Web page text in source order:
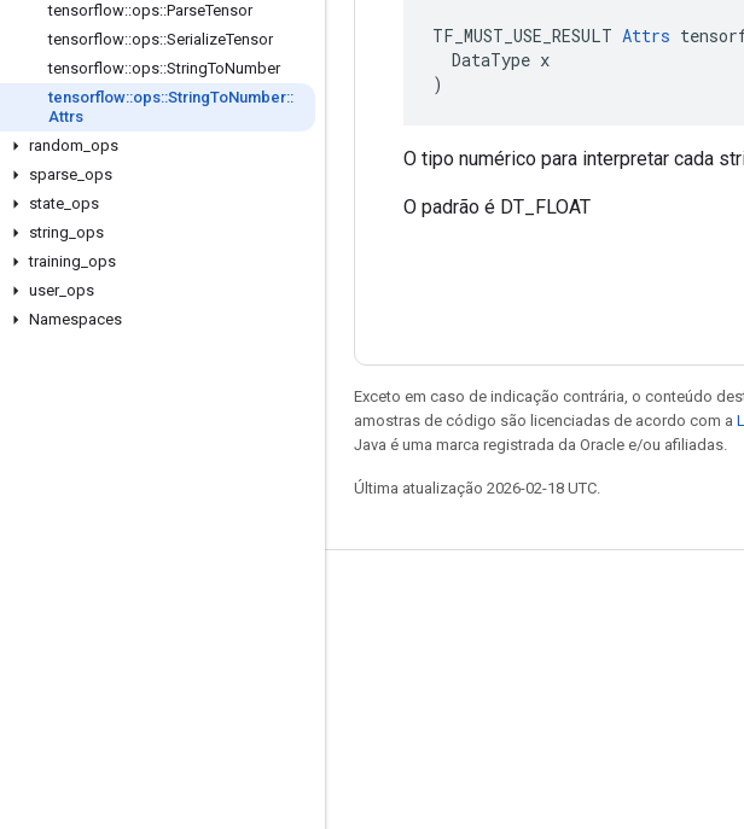
tensorflow::ops::ParseTensor
tensorflow::ops::SerializeTensor
tensorflow::ops::StringToNumber
tensorflow::ops::StringToNumber::
Attrs
random ops
sparse ops
state ops
string ops
training ops
user_ ops
Namespaces
TF_MUST_USE_RESULT Attrs
  DataType x
)
O tipo numérico para interpretar cada
O padrão é DT_FLOAT
Exceto em caso de indicação contrária, o conteúdo
amostras de código são licenciadas de acordo com a
Java é uma marca registrada da Oracle e/ou afiliadas.
Última atualização 2026-02-18 UTC.